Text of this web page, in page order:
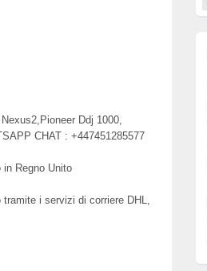
Ddj 1000,
CHAT : +447451285577
in Regno Unito
i servizi di corriere DHL,